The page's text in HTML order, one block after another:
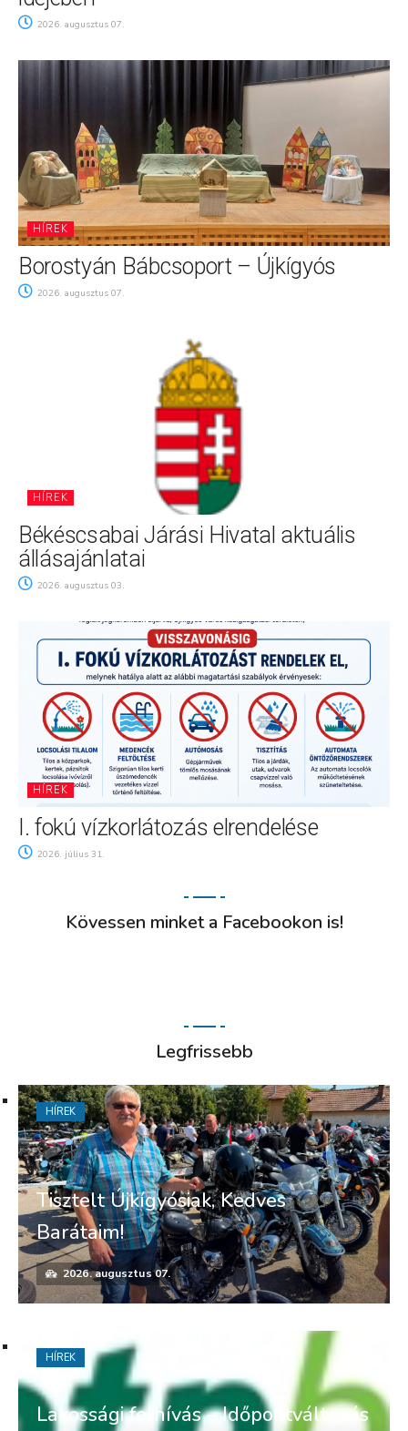
2026. augusztus 07.
HÍREK
Borostyán Bábcsoport – Újkígyós
2026. augusztus 07.
HÍREK
Békéscsabai Járási Hivatal aktuális
állásajánlatai
2026. augusztus 03.
HÍREK
I. fokú vízkorlátozás elrendelése
2026. július 31.
Kövessen minket a Facebookon is!
Legfrissebb
Tisztelt Újkígyósiak, Kedves
Barátaim!
2026. augusztus 07.
HÍREK
Lakossági felhívás – Időpontváltozás
HÍREK